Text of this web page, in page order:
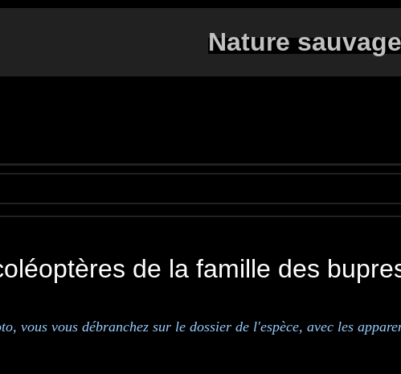
Nature sauvage
s de la famille des
vous vous débranchez sur le dossier de l'espèce, avec les